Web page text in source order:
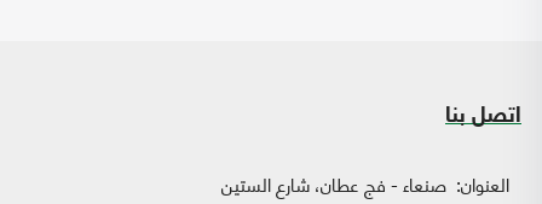
اتصل بنا
العنوان: صنعاء - فج عطان، شارع الستين